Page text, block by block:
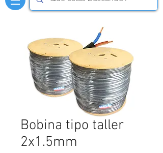
Bobina tipo taller
2x1.5mm